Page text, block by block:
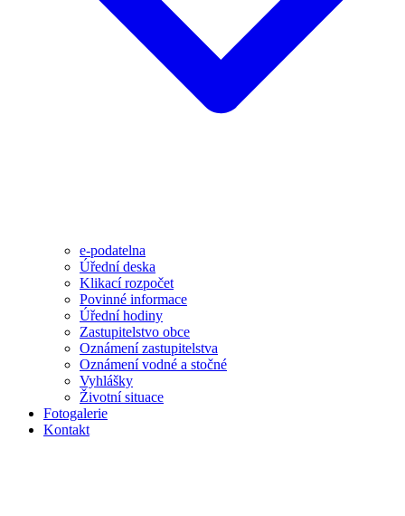
e-podatelna
Úřední deska
Klikací rozpočet
Povinné informace
Úřední hodiny
Zastupitelstvo obce
Oznámení zastupitelstva
Oznámení vodné a stočné
Vyhlášky
Životní situace
Fotogalerie
Kontakt